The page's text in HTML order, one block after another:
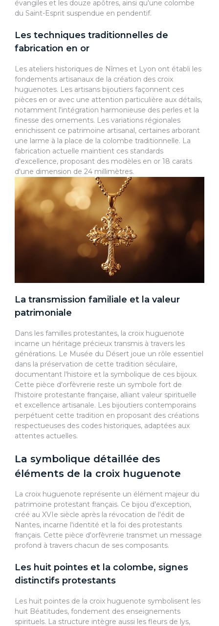
évangiles et les douze apôtres, ainsi qu'une colombe
du Saint-Esprit suspendue en pendentif.
Les techniques traditionnelles de
fabrication en or
Les ateliers historiques de Nîmes et Lyon ont établi les
fondements artisanaux de la création des croix
huguenotes. Les artisans bijoutiers façonnent ces
pièces en or avec une attention particulière aux détails,
notamment l'intégration harmonieuse des perles et la
finesse des ornements. Les variations régionales
enrichissent ce patrimoine artisanal, certaines arborant
une larme à la place de la colombe traditionnelle. La
fabrication actuelle maintient ces standards
d'excellence, proposant des modèles en or 18 carats
d'une dimension de 24 millimètres.
La transmission familiale et la valeur
patrimoniale
Dans les familles protestantes, la croix huguenote
incarne un héritage précieux transmis à travers les
générations. Le Musée du Désert joue un rôle essentiel
dans la préservation de cette tradition séculaire,
documentant l'histoire et la symbolique de ces bijoux.
Cette pièce d'orfèvrerie reste un symbole fort de
l'histoire protestante française, alliant valeur spirituelle
et excellence artisanale. Les bijoutiers contemporains
perpétuent cette tradition en proposant des créations
respectueuses des codes historiques, adaptées aux
attentes actuelles.
La symbolique détaillée des
éléments de la croix huguenote
La croix huguenote représente un élément majeur du
patrimoine protestant français. Ce bijou d'exception,
créé au XVIe siècle après la révocation de l'édit de
Nantes, incarne l'identité et la foi des protestants
français. Cette pièce d'orfèvrerie transmet un message
profond à travers chacun de ses composants.
Les huit pointes et la colombe, signes
distinctifs protestants
Les huit pointes de la croix huguenote symbolisent les
huit Béatitudes, fondement des enseignements
spirituels. La structure intègre aussi les fleurs de lys,